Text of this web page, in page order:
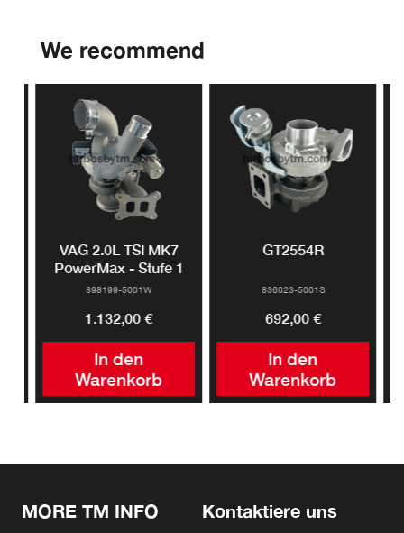
We recommend
In den
Warenkorb
VAG 2.0L TSI MK7
PowerMax - Stufe 1
898199-5001W
1.132,00 €
In den
Warenkorb
GT2554R
836023-5001S
692,00 €
MORE TM INFO Kontaktiere uns